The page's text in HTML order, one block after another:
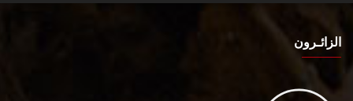
الزائـرون